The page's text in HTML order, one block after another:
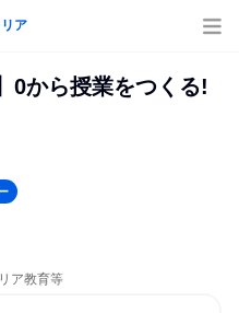
ア
0から授業をつくる!
ア教育等